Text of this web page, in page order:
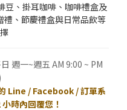
豆、掛耳咖啡、咖啡禮盒及
禮、節慶禮盒與日常品飲等
週一~週五 AM 9:00 ~ PM
Line / Facebook / 訂單系
時內回覆您！